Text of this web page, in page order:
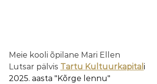
Meie kooli õpilane Mari Ellen
Lutsar pälvis Tartu Kultuurkapital i
2025. aasta "Kõrge lennu"